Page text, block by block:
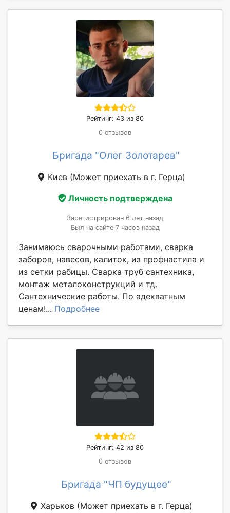
Рейтинг: 43 из 80
0 отзывов
Бригада "Олег Золотарев"
Киев (Может приехать в г. Герца)
Личность подтверждена
Зарегистрирован 6 лет назад
Был на сайте 7 часов назад
Занимаюсь сварочными работами, сварка
заборов, навесов, калиток, из профнастила и
из сетки рабицы. Сварка труб сантехника,
монтаж металоконструкций и тд.
Сантехнические работы. По адекватным
ценам!... Подробнее
Рейтинг: 42 из 80
0 отзывов
Бригада "ЧП будущее"
Харьков (Может приехать в г. Герца)